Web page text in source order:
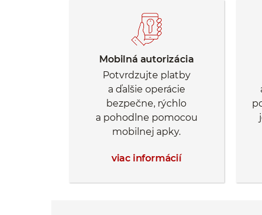
Mobilná autorizácia
Potvrdzujte platby
a ďalšie operácie
bezpečne, rýchlo
a pohodlne pomocou
mobilnej apky.
viac informácií